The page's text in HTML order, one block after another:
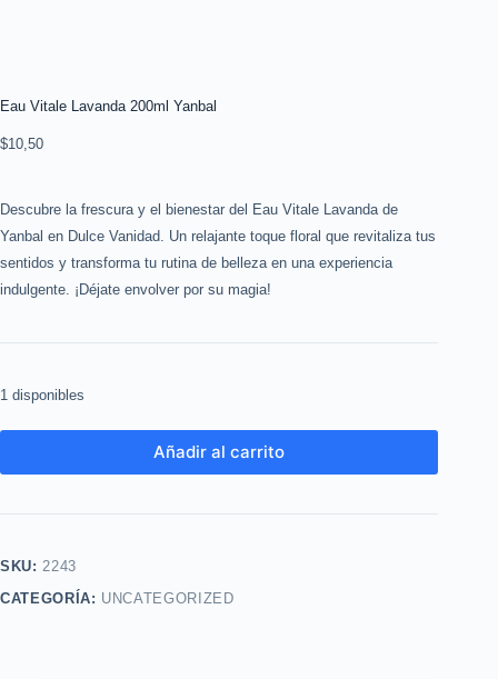
Eau Vitale Lavanda 200ml Yanbal
$10,50
Descubre la frescura y el bienestar del Eau Vitale Lavanda de
Yanbal en Dulce Vanidad. Un relajante toque floral que revitaliza tus
sentidos y transforma tu rutina de belleza en una experiencia
indulgente. ¡Déjate envolver por su magia!
1 disponibles
Añadir al carrito
SKU:2243
CATEGORÍA: UNCATEGORIZED